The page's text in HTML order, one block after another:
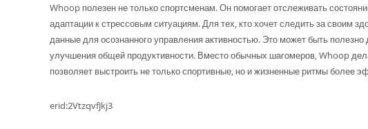
Whoop полезен не только спортсменам. Он помогает отслеживать
адаптации к стрессовым ситуациям. Для тех, кто хочет следить за своим
данные для осознанного управления активностью. Это может быть
улучшения общей продуктивности. Вместо обычных шагомеров, Whoop
позволяет выстроить не только спортивные, но и жизненные ритмы более
erid:2VtzqvfJkj3